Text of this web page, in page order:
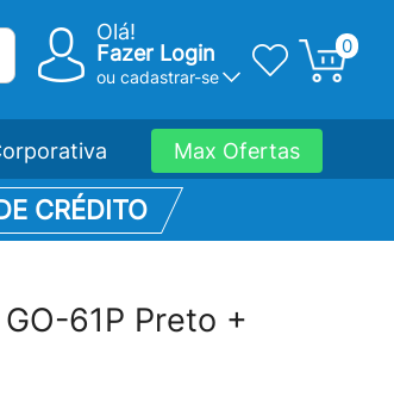
Olá!
Fazer Login
ou cadastrar-se
0
Max Ofertas
CRÉDITO
61P Preto +